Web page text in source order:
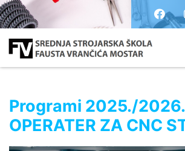
Programi 2025./
OPERATER ZA CNC